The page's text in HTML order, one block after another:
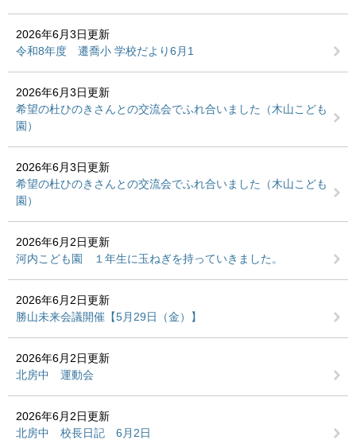
2026年6月3日更新
令和8年度 遷喬小 学校だより6月1
2026年6月3日更新
希望の杜ひのきさんとの交流会でふれ合いました（木山こども
園）
2026年6月3日更新
希望の杜ひのきさんとの交流会でふれ合いました（木山こども
園）
2026年6月2日更新
河内こども園 １年生に玉ねぎを持っていきました。
2026年6月2日更新
勝山未来会議開催【5月29日（金）】
2026年6月2日更新
北房中 運動会
2026年6月2日更新
北房中 校長日記 6月2日